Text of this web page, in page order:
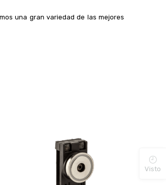
una gran variedad de las mejores
Visto